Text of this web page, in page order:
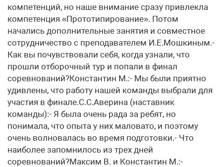
компетенций, но наше внимание сразу привлекла
компетенция «Прототипирование». Потом
начались дополнительные занятия и совместное
сотрудничество с преподавателем И.Е.Мошкиным.-
Как вы почувствовали себя, когда узнали, что
прошли отборочный тур и попали в финал
соревнований?Константин М.:- Мы были приятно
удивлены, что работу нашей команды выбрали для
участия в финале.С.С.Аверина (наставник
команды):- Я была очень рада за ребят, но
понимала, что опыта у них маловато, и поэтому
очень волновалась во время подготовки.- Что
наиболее запомнилось из трех дней
соревнований?Максим В. и Константин М.:-